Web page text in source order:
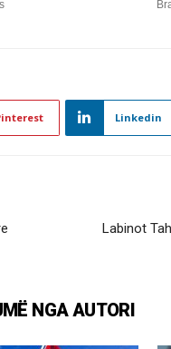
Linkedin
Labinot
NGA AUTORI